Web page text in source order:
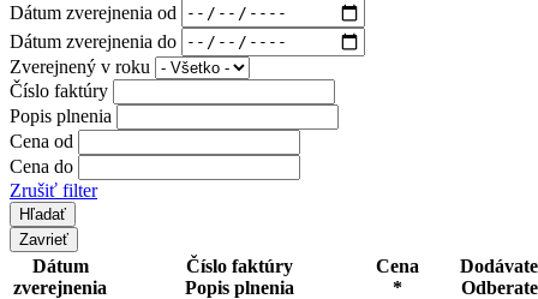
Dátum zverejnenia od
Dátum zverejnenia do
Zverejnený v roku
Číslo faktúry
Popis plnenia
Cena od
Cena do
Zrušiť filter
Zavrieť
Dátum
zverejnenia
Číslo faktúry
Popis plnenia
Cena
*